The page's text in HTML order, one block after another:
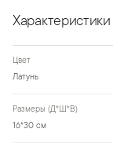
Характеристики
Цвет
Латунь
Размеры (Д*Ш*В)
16*30 см